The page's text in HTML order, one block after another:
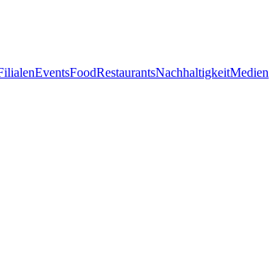
EventsFoodRestaurantsNachhaltigkeitMedien